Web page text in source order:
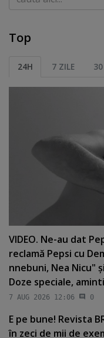
Top
24H 7 ZILE
VIDEO. Ne-au dat
reclamă Pepsi cu
nnebuni, Nea Nicu"
Doze speciale,
7 AUG 2026 12:06 0
E pe bune! Revista
în zeci de mii de